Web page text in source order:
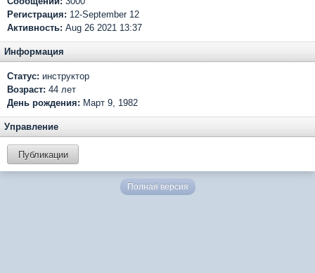
Регистрация: 12-September 12
Активность: Aug 26 2021 13:37
Информация
Статус: инструктор
Возраст: 44 лет
День рождения: Март 9, 1982
Управление
Публикации
Полная версия